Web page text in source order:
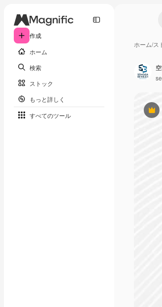
作成
ホーム
検索
ストック
もっと詳しく
すべてのツール
ホーム/ス